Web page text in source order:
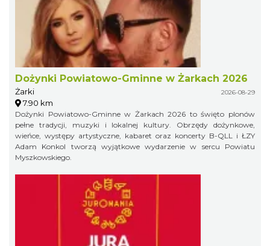
Dożynki Powiatowo-Gminne w Żarkach 2026
Żarki 2026-08-29
7.90 km
Dożynki Powiatowo-Gminne w Żarkach 2026 to święto plonów
pełne tradycji, muzyki i lokalnej kultury. Obrzędy dożynkowe,
wieńce, występy artystyczne, kabaret oraz koncerty B-QLL i ŁZY
Adam Konkol tworzą wyjątkowe wydarzenie w sercu Powiatu
Myszkowskiego.